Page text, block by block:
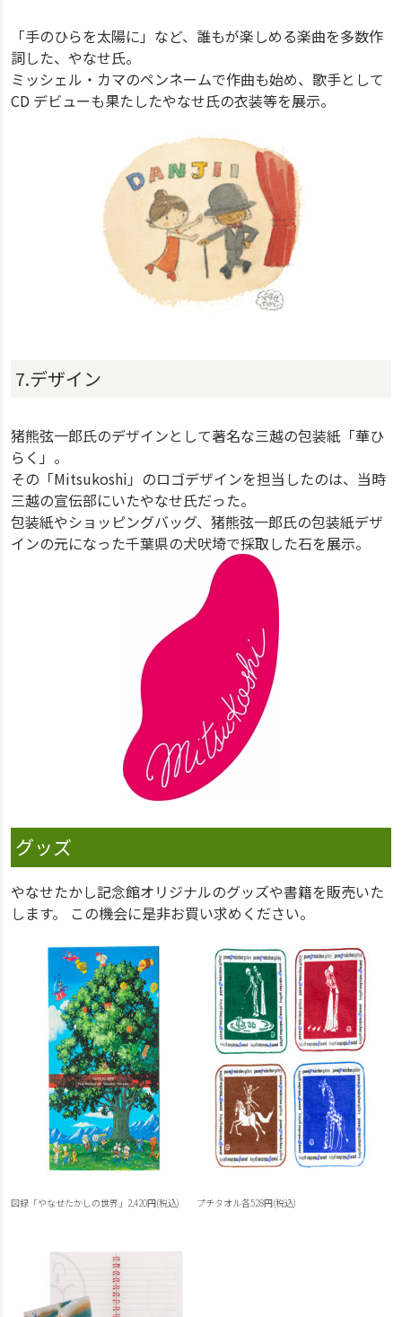
「手のひらを太陽に」など、誰もが楽しめる楽曲を多数作
詞した、やなせ氏。
ミッシェル・カマのペンネームで作曲も始め、歌手として
CD デビューも果たしたやなせ氏の衣装等を展示。
7.デザイン
猪熊弦一郎氏のデザインとして著名な三越の包装紙「華ひ
らく」。
その「Mitsukoshi」のロゴデザインを担当したのは、当時
三越の宣伝部にいたやなせ氏だった。
包装紙やショッピングバッグ、猪熊弦一郎氏の包装紙デザ
インの元になった千葉県の犬吠埼で採取した石を展示。
グッズ
やなせたかし記念館オリジナルのグッズや書籍を販売いた
します。 この機会に是非お買い求めください。
図録「やなせたかしの世界」2,420円(税込) プチタオル各528円(税込)